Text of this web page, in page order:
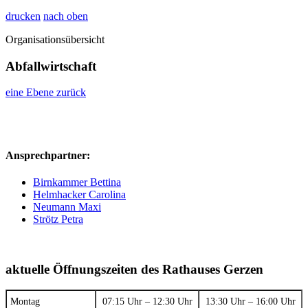
drucken nach oben
Organisationsübersicht
Abfallwirtschaft
eine Ebene zurück
Ansprechpartner:
Birnkammer Bettina
Helmhacker Carolina
Neumann Maxi
Strötz Petra
aktuelle Öffnungszeiten des Rathauses Gerzen
Montag 07:15 Uhr – 12:30 Uhr 13:30 Uhr – 16:00 Uhr